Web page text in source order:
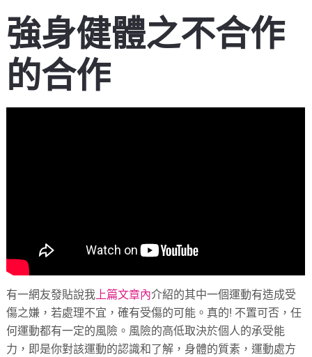
size.size.size.
強身健體之不合作
的合作
有一網友發貼說我上篇文章內介紹的其中一個運動有造成受
傷之嫌，若處理不宜，確有受傷的可能。真的! 不置可否，任
何運動都有一定的風險。風險的高低取決於個人的承受能
力，即是你對該運動的認識和了解，身體的質素，運動處方